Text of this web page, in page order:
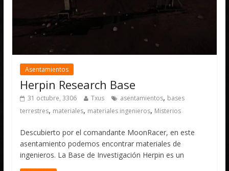
Asentamientos
Herpin Research Base
31 octubre, 3306 Txus asentamientos, bases
terrestres, materiales, materiales ingenieros, Misterios
Descubierto por el comandante MoonRacer, en este
asentamiento podemos encontrar materiales de
ingenieros. La Base de Investigación Herpin es un